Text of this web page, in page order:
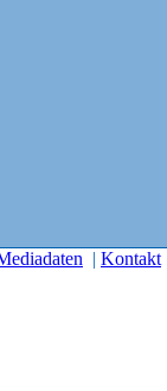
| Kontakt